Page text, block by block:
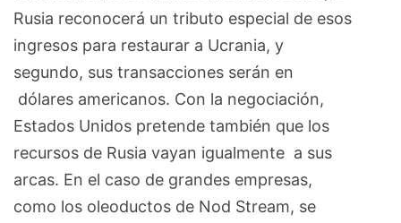
Rusia reconocerá un tributo especial de esos
ingresos para restaurar a Ucrania, y
segundo, sus transacciones serán en
dólares americanos. Con la negociación,
Estados Unidos pretende también que los
recursos de Rusia vayan igualmente a sus
arcas. En el caso de grandes empresas,
como los oleoductos de Nod Stream, se